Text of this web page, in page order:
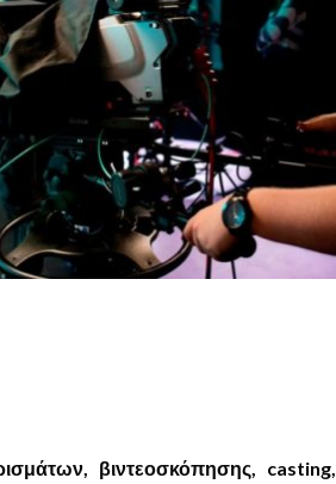
βιντεοσκόπησης, casting,